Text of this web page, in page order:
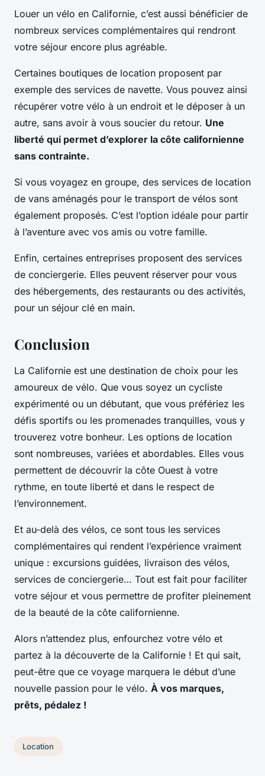
Louer un vélo en Californie, c’est aussi bénéficier de
nombreux services complémentaires qui rendront
votre séjour encore plus agréable.
Certaines boutiques de location proposent par
exemple des services de navette. Vous pouvez ainsi
récupérer votre vélo à un endroit et le déposer à un
autre, sans avoir à vous soucier du retour. Une
liberté qui permet d’explorer la côte californienne
sans contrainte.
Si vous voyagez en groupe, des services de location
de vans aménagés pour le transport de vélos sont
également proposés. C’est l’option idéale pour partir
à l’aventure avec vos amis ou votre famille.
Enfin, certaines entreprises proposent des services
de conciergerie. Elles peuvent réserver pour vous
des hébergements, des restaurants ou des activités,
pour un séjour clé en main.
Conclusion
La Californie est une destination de choix pour les
amoureux de vélo. Que vous soyez un cycliste
expérimenté ou un débutant, que vous préfériez les
défis sportifs ou les promenades tranquilles, vous y
trouverez votre bonheur. Les options de location
sont nombreuses, variées et abordables. Elles vous
permettent de découvrir la côte Ouest à votre
rythme, en toute liberté et dans le respect de
l’environnement.
Et au-delà des vélos, ce sont tous les services
complémentaires qui rendent l’expérience vraiment
unique : excursions guidées, livraison des vélos,
services de conciergerie… Tout est fait pour faciliter
votre séjour et vous permettre de profiter pleinement
de la beauté de la côte californienne.
Alors n’attendez plus, enfourchez votre vélo et
partez à la découverte de la Californie ! Et qui sait,
peut-être que ce voyage marquera le début d’une
nouvelle passion pour le vélo. À vos marques,
prêts, pédalez !
Location